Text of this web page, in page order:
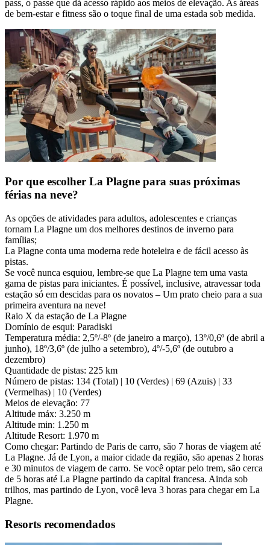
pass, o passe que dá acesso rápido aos meios de elevação. As áreas
de bem-estar e fitness são o toque final de uma estada sob medida.
Por que escolher La Plagne para suas próximas
férias na neve?
As opções de atividades para adultos, adolescentes e crianças
tornam La Plagne um dos melhores destinos de inverno para
famílias;
La Plagne conta uma moderna rede hoteleira e de fácil acesso às
pistas.
Se você nunca esquiou, lembre-se que La Plagne tem uma vasta
gama de pistas para iniciantes. É possível, inclusive, atravessar toda
estação só em descidas para os novatos – Um prato cheio para a sua
primeira aventura na neve!
Raio X da estação de La Plagne
Domínio de esqui: Paradiski
Temperatura média: 2,5º/-8º (de janeiro a março), 13º/0,6º (de abril a
junho), 18º/3,6º (de julho a setembro), 4º/-5,6º (de outubro a
dezembro)
Quantidade de pistas: 225 km
Número de pistas: 134 (Total) | 10 (Verdes) | 69 (Azuis) | 33
(Vermelhas) | 10 (Verdes)
Meios de elevação: 77
Altitude máx: 3.250 m
Altitude min: 1.250 m
Altitude Resort: 1.970 m
Como chegar: Partindo de Paris de carro, são 7 horas de viagem até
La Plagne. Já de Lyon, a maior cidade da região, são apenas 2 horas
e 30 minutos de viagem de carro. Se você optar pelo trem, são cerca
de 5 horas até La Plagne partindo da capital francesa. Ainda sob
trilhos, mas partindo de Lyon, você leva 3 horas para chegar em La
Plagne.
Resorts recomendados